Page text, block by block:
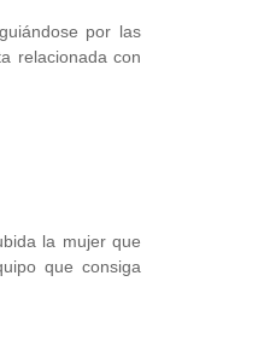
por las
relacionada con
la mujer que
que consiga